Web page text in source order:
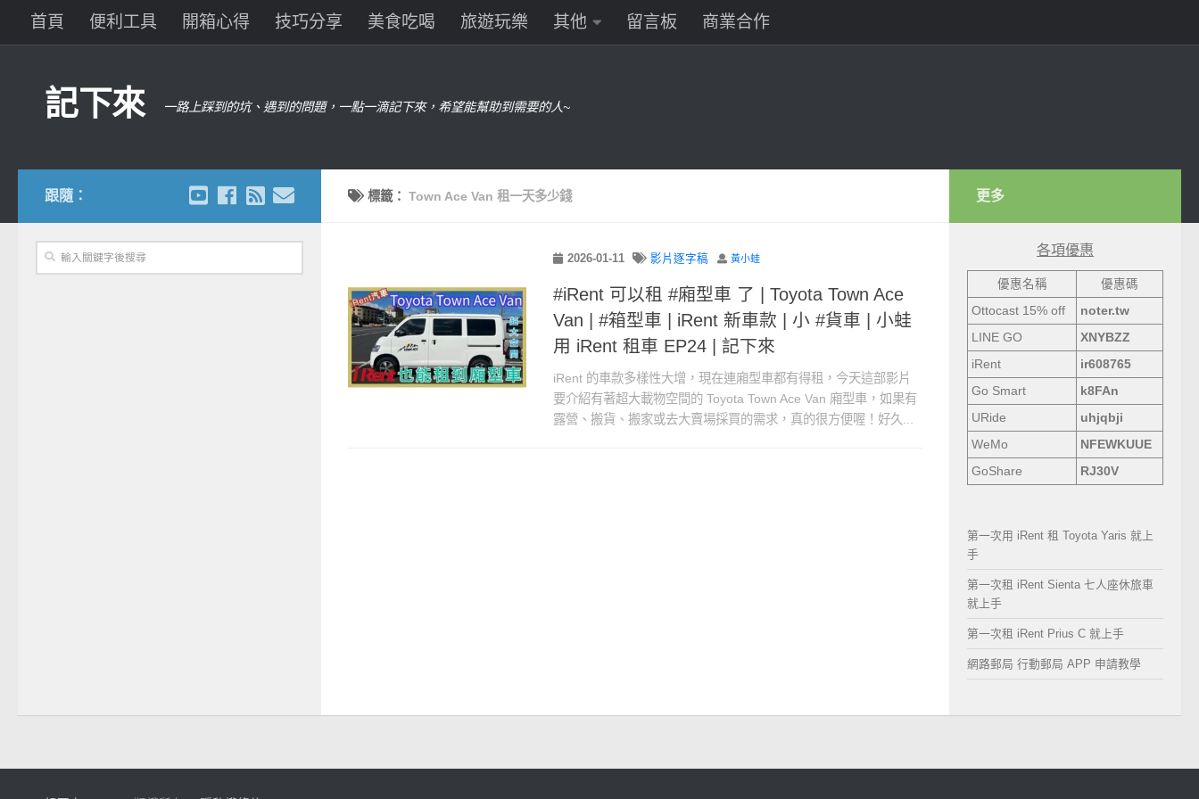
首頁 便利工具 開箱心得 技巧分享 美食吃喝 旅遊玩樂 其他 留言板 商業合作
記下來 一路上踩到的坑、遇到的問題，一點一滴記下來，希望能幫助到需要的人~
標籤：Town Ace Van 租一天多少錢
2026-01-11 影片逐字稿 黃小蛙
#iRent 可以租 #廂型車 了 | Toyota Town Ace
Van | #箱型車 | iRent 新車款 | 小 #貨車 | 小蛙
用 iRent 租車 EP24 | 記下來
iRent 的車款多樣性大增，現在連廂型車都有得租，今天這部影片
要介紹有著超大載物空間的 Toyota Town Ace Van 廂型車，如果有
露營、搬貨、搬家或去大賣場採買的需求，真的很方便喔！好久...
跟隨： 更多
各項優惠
優惠名稱
優惠碼
Ottocast 15% off
noter.tw
LINE GO
XNYBZZ
iRent
ir608765
Go Smart
k8FAn
URide
uhjqbji
WeMo
NFEWKUUE
GoShare
RJ30V
第一次用 iRent 租 Toyota Yaris 就上
手
第一次租 iRent Sienta 七人座休旅車
就上手
第一次租 iRent Prius C 就上手
網路郵局 行動郵局 APP 申請教學